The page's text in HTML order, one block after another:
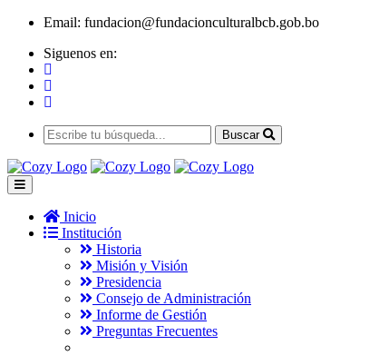
Email: fundacion@fundacionculturalbcb.gob.bo
Siguenos en:
Buscar
Inicio
Institución
Historia
Misión y Visión
Presidencia
Consejo de Administración
Informe de Gestión
Preguntas Frecuentes